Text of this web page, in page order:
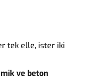
tek elle, ister iki
ve beton